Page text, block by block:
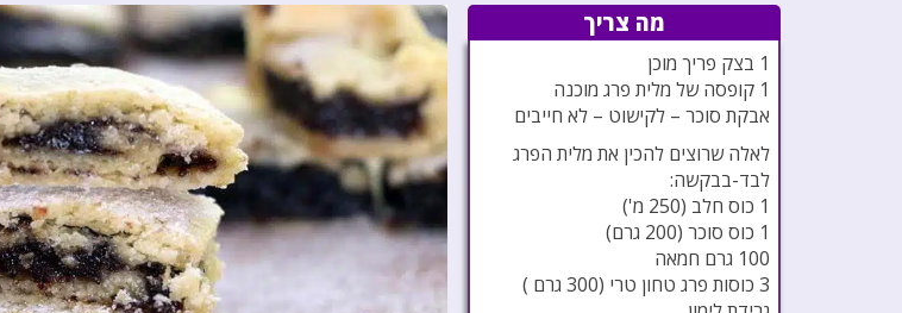
מה צריך
1 בצק פריך מוכן
1 קופסה של מלית פרג מוכנה
אבקת סוכר – לקישוט – לא חייבים
לאלה שרוצים להכין את מלית הפרג
לבד-בבקשה:
1 כוס חלב (250 מ')
1 כוס סוכר (200 גרם)
100 גרם חמאה
3 כוסות פרג טחון טרי (300 גרם )